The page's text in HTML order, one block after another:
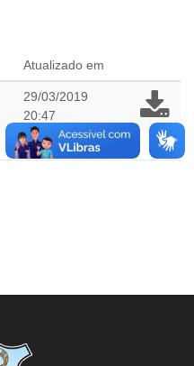
Atualizado em
29/03/2019
20:47